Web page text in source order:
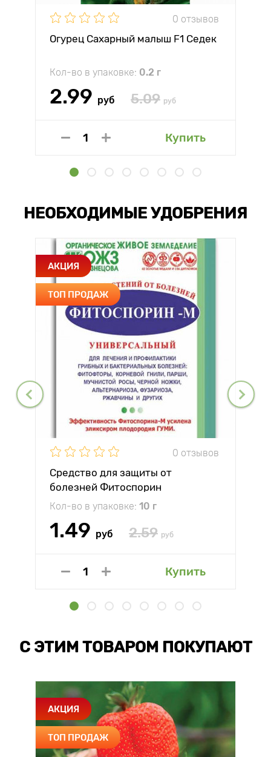
0 отзывов
Огурец Сахарный малыш F1 Седек
Кол-во в упаковке: 0.2 г
2.99 руб 5.09 руб
Купить
НЕОБХОДИМЫЕ УДОБРЕНИЯ
АКЦИЯ
ТОП ПРОДАЖ
0 отзывов
Средство для защиты от
болезней Фитоспорин
Кол-во в упаковке: 10 г
1.49 руб 2.59 руб
Купить
С ЭТИМ ТОВАРОМ ПОКУПАЮТ
АКЦИЯ
ТОП ПРОДАЖ